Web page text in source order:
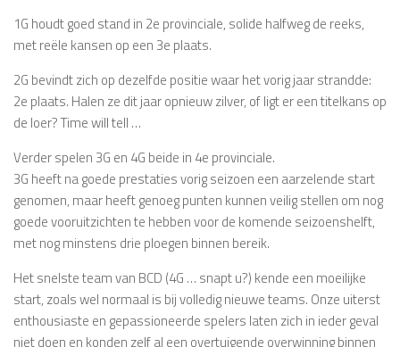
1G houdt goed stand in 2e provinciale, solide halfweg de reeks,
met reële kansen op een 3e plaats.
2G bevindt zich op dezelfde positie waar het vorig jaar strandde:
2e plaats. Halen ze dit jaar opnieuw zilver, of ligt er een titelkans op
de loer? Time will tell …
Verder spelen 3G en 4G beide in 4e provinciale.
3G heeft na goede prestaties vorig seizoen een aarzelende start
genomen, maar heeft genoeg punten kunnen veilig stellen om nog
goede vooruitzichten te hebben voor de komende seizoenshelft,
met nog minstens drie ploegen binnen bereik.
Het snelste team van BCD (4G … snapt u?) kende een moeilijke
start, zoals wel normaal is bij volledig nieuwe teams. Onze uiterst
enthousiaste en gepassioneerde spelers laten zich in ieder geval
niet doen en konden zelf al een overtuigende overwinning binnen